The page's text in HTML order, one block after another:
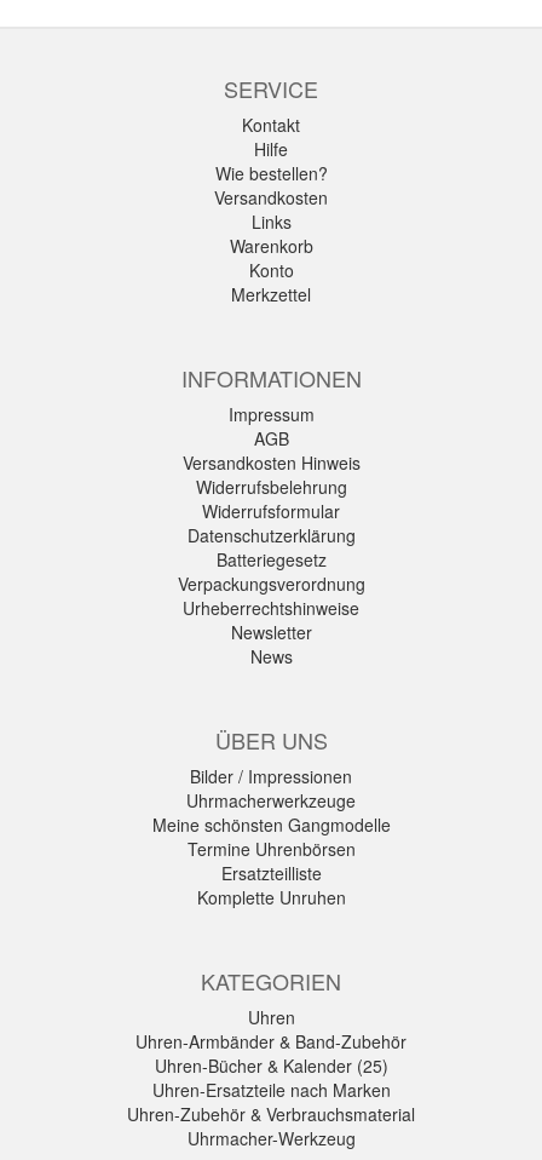
SERVICE
Kontakt
Hilfe
Wie bestellen?
Versandkosten
Links
Warenkorb
Konto
Merkzettel
INFORMATIONEN
Impressum
AGB
Versandkosten Hinweis
Widerrufsbelehrung
Widerrufsformular
Datenschutzerklärung
Batteriegesetz
Verpackungsverordnung
Urheberrechtshinweise
Newsletter
News
ÜBER UNS
Bilder / Impressionen
Uhrmacherwerkzeuge
Meine schönsten Gangmodelle
Termine Uhrenbörsen
Ersatzteilliste
Komplette Unruhen
KATEGORIEN
Uhren
Uhren-Armbänder & Band-Zubehör
Uhren-Bücher & Kalender (25)
Uhren-Ersatzteile nach Marken
Uhren-Zubehör & Verbrauchsmaterial
Uhrmacher-Werkzeug